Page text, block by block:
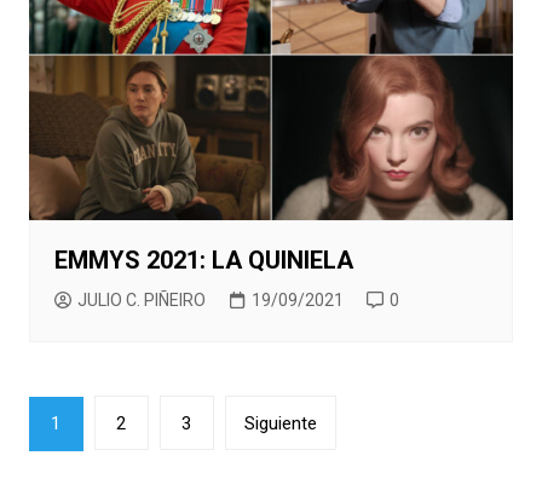
EMMYS 2021: LA QUINIELA
JULIO C. PIÑEIRO 19/09/2021 0
Paginación
de
1 2 3 Siguiente